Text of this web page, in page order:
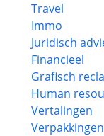
Travel
Immo
Juridisch
Financieel
Grafisch
Human
Vertalingen
Verpakkingen